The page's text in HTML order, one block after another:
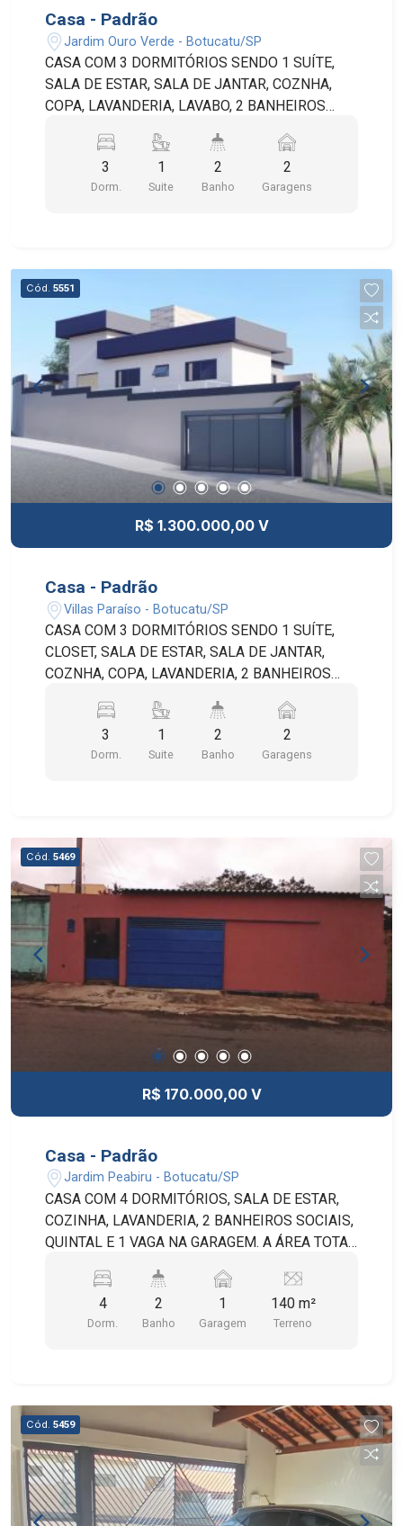
Casa - Padrão
Jardim Ouro Verde - Botucatu/SP
CASA COM 3 DORMITÓRIOS SENDO 1 SUÍTE,
SALA DE ESTAR, SALA DE JANTAR, COZNHA,
COPA, LAVANDERIA, LAVABO, 2 BANHEIROS
ÁREA GOURMET INTEGRADA COM COZINHA E
CHURRASQUEIRA, PORTÃO AUTOMÁTICO E
INTERFONE. A ÁREA TOTAL DO TERRENO É DE
3
Dorm.
1
Suite
2
Banho
2
Garagens
Cód. 5551
R$ 1.300.000,00 V
Casa - Padrão
Villas Paraíso - Botucatu/SP
CASA COM 3 DORMITÓRIOS SENDO 1 SUÍTE,
CLOSET, SALA DE ESTAR, SALA DE JANTAR,
COZNHA, COPA, LAVANDERIA, 2 BANHEIROS
CHURRASQUEIRA, PISCINA, PORTÃO
AUTOMÁTICO E INTERFONE. A ÁREA TOTAL DO
TERRENO É DE 250M² SENDO 200M² DE ÁREA
3
Dorm.
1
Suite
2
Banho
2
Garagens
Cód. 5469
R$ 170.000,00 V
Casa - Padrão
Jardim Peabiru - Botucatu/SP
CASA COM 4 DORMITÓRIOS, SALA DE ESTAR,
COZINHA, LAVANDERIA, 2 BANHEIROS SOCIAIS,
QUINTAL E 1 VAGA NA GARAGEM. A ÁREA TOTAL
ÁREA CONSTRUÍDA.
4
Dorm.
2
Banho
1
Garagem
140 m²
Terreno
Cód. 5459